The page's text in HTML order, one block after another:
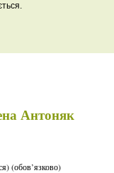
Антоняк
(обов’язково)